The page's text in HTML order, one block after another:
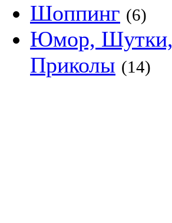
Шоппинг (6)
Юмор, Шутки,
Приколы (14)